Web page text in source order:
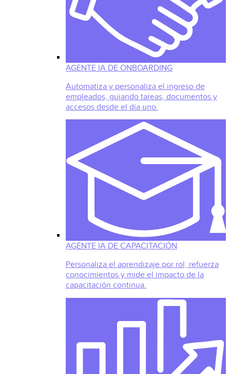
AGENTE IA DE ONBOARDING
Automatiza y personaliza el ingreso de
empleados, guiando tareas, documentos y
accesos desde el día uno.
AGENTE IA DE CAPACITACIÓN
Personaliza el aprendizaje por rol, refuerza
conocimientos y mide el impacto de la
capacitación continua.